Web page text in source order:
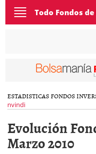
Toggle
navigation
Todo Fondos
ESTADISTICAS FONDOS
nvindi
Evolución
Marzo 2010